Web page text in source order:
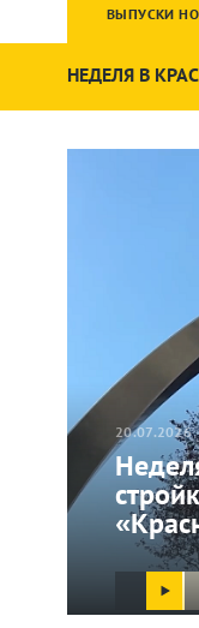
ВЫПУСКИ
НЕДЕЛЯ В
20.07.2026